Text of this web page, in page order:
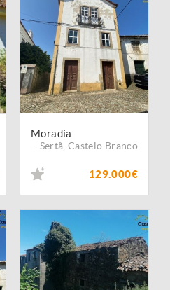
Moradia
Sertã ,Castelo Branco
129.000€